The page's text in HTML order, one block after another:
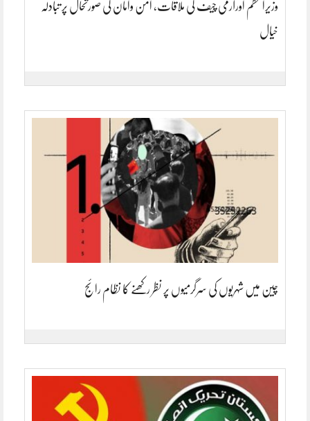
وزیراعظم اورآرمی چیف کی ملاقات، امن وامان کی صورتحال پر تبادلہ
خیال
چین میں شہریوں کی سرگرمیوں پر نظر رکھنے کا نظام رائج